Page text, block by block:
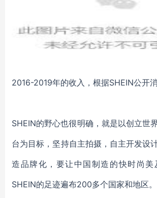
2016-2019年的收入，根据SHEIN公开
SHEIN的野心也很明确，就是以创立世
台为目标，坚持自主拍摄，自主开发设
造品牌化，要让中国制造的快时尚美
SHEIN的足迹遍布200多个国家和地区。